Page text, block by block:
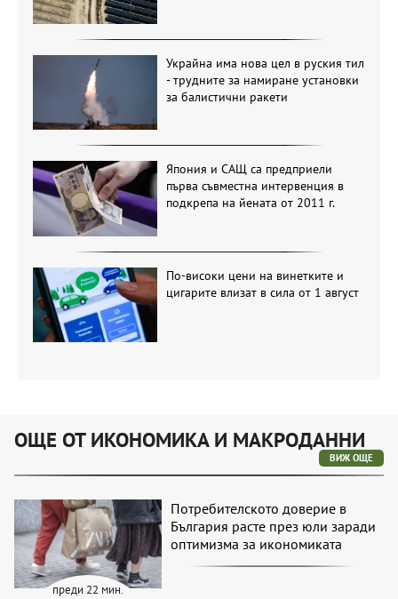
Украйна има нова цел в руския тил
- трудните за намиране установки
за балистични ракети
Япония и САЩ са предприели
първа съвместна интервенция в
подкрепа на йената от 2011 г.
По-високи цени на винетките и
цигарите влизат в сила от 1 август
ОЩЕ ОТ ИКОНОМИКА И МАКРОДАННИ
ВИЖ ОЩЕ
преди 22 мин.
Потребителското доверие в
България расте през юли заради
оптимизма за икономиката